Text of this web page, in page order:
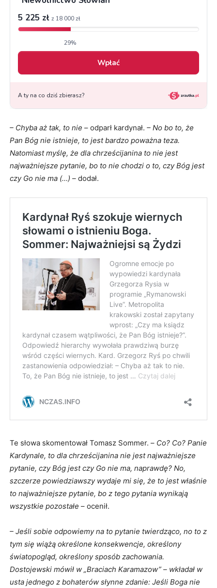
– Chyba aż tak, to nie – odparł kardynał. – No bo to, że
Pan Bóg nie istnieje, to jest bardzo poważna teza.
Natomiast myślę, że dla chrześcijanina to nie jest
najważniejsze pytanie, bo to nie chodzi o to, czy Bóg jest
czy Go nie ma (…) – dodał.
Te słowa skomentował Tomasz Sommer. – Co? Co? Panie
Kardynale, to dla chrześcijanina nie jest najważniejsze
pytanie, czy Bóg jest czy Go nie ma, naprawdę? No,
szczerze powiedziawszy wydaje mi się, że to jest właśnie
to najważniejsze pytanie, bo z tego pytania wynikają
wszystkie pozostałe – ocenił.
– Jeśli sobie odpowiemy na to pytanie twierdząco, no to z
tym się wiążą określone konsekwencje, określony
światopogląd, określony sposób zachowania.
Dostojewski mówił w „Braciach Karamazow” – wkładał w
usta jednego z bohaterów słynne zdanie: Jeśli Boga nie